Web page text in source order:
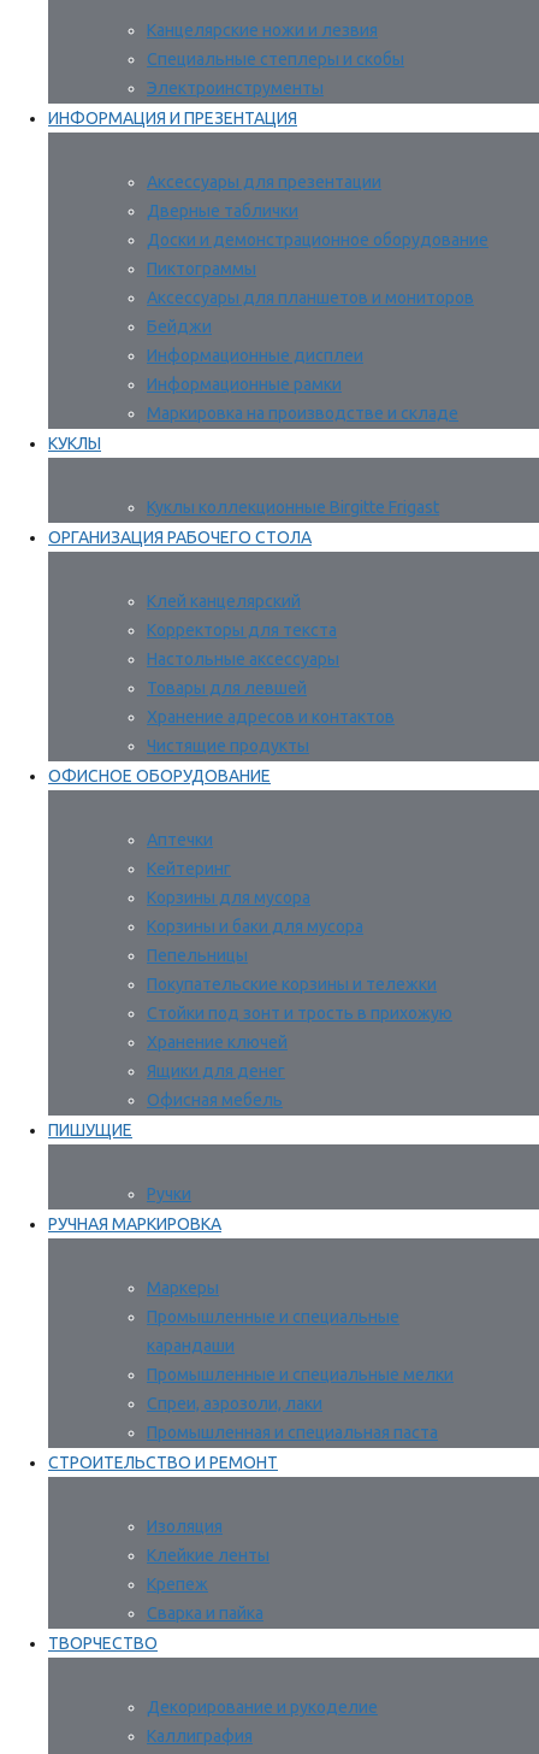
Канцелярские ножи и лезвия
Специальные степлеры и скобы
Электроинструменты
ИНФОРМАЦИЯ И ПРЕЗЕНТАЦИЯ
Аксессуары для презентации
Дверные таблички
Доски и демонстрационное оборудование
Пиктограммы
Аксессуары для планшетов и мониторов
Бейджи
Информационные дисплеи
Информационные рамки
Маркировка на производстве и складе
КУКЛЫ
Куклы коллекционные Birgitte Frigast
ОРГАНИЗАЦИЯ РАБОЧЕГО СТОЛА
Клей канцелярский
Корректоры для текста
Настольные аксессуары
Товары для левшей
Хранение адресов и контактов
Чистящие продукты
ОФИСНОЕ ОБОРУДОВАНИЕ
Аптечки
Кейтеринг
Корзины для мусора
Корзины и баки для мусора
Пепельницы
Покупательские корзины и тележки
Стойки под зонт и трость в прихожую
Хранение ключей
Ящики для денег
Офисная мебель
ПИШУЩИЕ
Ручки
РУЧНАЯ МАРКИРОВКА
Маркеры
Промышленные и специальные
карандаши
Промышленные и специальные мелки
Спреи, аэрозоли, лаки
Промышленная и специальная паста
СТРОИТЕЛЬСТВО И РЕМОНТ
Изоляция
Клейкие ленты
Крепеж
Сварка и пайка
ТВОРЧЕСТВО
Декорирование и рукоделие
Каллиграфия